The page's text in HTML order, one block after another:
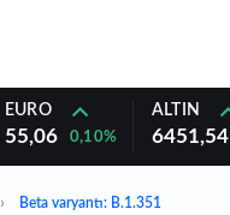
EURO
55,06 0,10%
ALTIN
6451,54
Beta varyantı: B.1.351